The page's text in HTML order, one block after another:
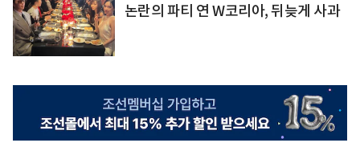
논란의 파티 연 W코리아, 뒤늦게 사과